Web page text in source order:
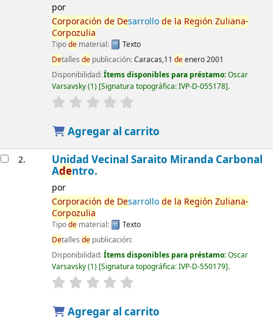
por
Corporación de Desarrollode la Región Zuliana-
Corpozulia
Tipodematerial:
Texto
Detalles depublicación:Caracas,11 deenero 2001
Disponibilidad:Ítems disponibles para préstamo:Oscar
Varsavsky(1) Signatura topográfica:IVP-D-055178 .
Agregar al carrito
2. Unidad Vecinal Saraito Miranda Carbonal
Adentro.
por
Corporación de Desarrollode la Región Zuliana-
Corpozulia
Tipodematerial:
Texto
Detalles depublicación:
Disponibilidad:Ítems disponibles para préstamo:Oscar
Varsavsky(1) Signatura topográfica:IVP-D-550179 .
Agregar al carrito